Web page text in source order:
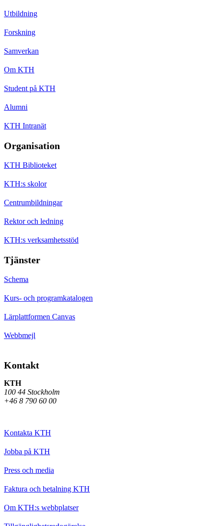
Utbildning
Forskning
Samverkan
Om KTH
Student på KTH
Alumni
KTH Intranät
Organisation
KTH Biblioteket
KTH:s skolor
Centrumbildningar
Rektor och ledning
KTH:s verksamhetsstöd
Tjänster
Schema
Kurs- och programkatalogen
Lärplattformen Canvas
Webbmejl
Kontakt
KTH
100 44 Stockholm
+46 8 790 60 00
Kontakta KTH
Jobba på KTH
Press och media
Faktura och betalning KTH
Om KTH:s webbplatser